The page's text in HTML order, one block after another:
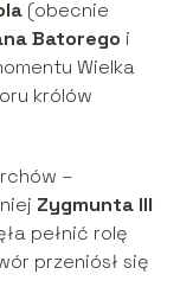
(obecnie
Batorego i
Wielka
królów
–
Zygmunta III
pełnić rolę
przeniósł się